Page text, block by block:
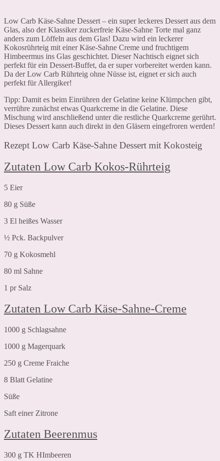
Low Carb Käse-Sahne Dessert – ein super leckeres Dessert aus dem
Glas, also der Klassiker zuckerfreie Käse-Sahne Torte mal ganz
anders zum Löffeln aus dem Glas! Dazu wird ein leckerer
Kokosrührteig mit einer Käse-Sahne Creme und fruchtigem
Himbeermus ins Glas geschichtet. Dieser Nachtisch eignet sich
perfekt für ein Dessert-Buffet, da er super vorbereitet werden kann.
Da der Low Carb Rührteig ohne Nüsse ist, eignet er sich auch
perfekt für Allergiker!
Tipp: Damit es beim Einrühren der Gelatine keine Klümpchen gibt,
verrühre zunächst etwas Quarkcreme in die Gelatine. Diese
Mischung wird anschließend unter die restliche Quarkcreme gerührt.
Dieses Dessert kann auch direkt in den Gläsern eingefroren werden!
Rezept Low Carb Käse-Sahne Dessert mit Kokosteig
Zutaten Low Carb Kokos-Rührteig
5 Eier
80 g Süße
3 El heißes Wasser
½ Pck. Backpulver
70 g Kokosmehl
80 ml Sahne
1 pr Salz
Zutaten Low Carb Käse-Sahne-Creme
1000 g Schlagsahne
1000 g Magerquark
250 g Creme Fraiche
8 Blatt Gelatine
Süße
Saft einer Zitrone
Zutaten Beerenmus
300 g TK HImbeeren